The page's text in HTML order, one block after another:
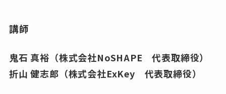
講師
鬼石 真裕（株式会社NoSHAPE 代表取締役）
折山 健志郎（株式会社ExKey 代表取締役）